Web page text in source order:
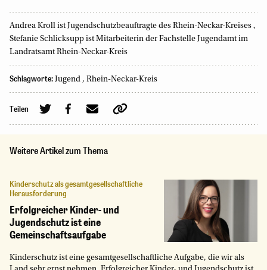
Andrea Kroll ist Jugendschutzbeauftragte des Rhein-Neckar-Kreises ,
Stefanie Schlicksupp ist Mitarbeiterin der Fachstelle Jugendamt im
Landratsamt Rhein-Neckar-Kreis
Schlagworte: Jugend , Rhein-Neckar-Kreis
Teilen
Weitere Artikel zum Thema
Kinderschutz als gesamtgesellschaftliche
Herausforderung
Erfolgreicher Kinder- und
Jugendschutz ist eine
Gemeinschaftsaufgabe
Kinderschutz ist eine gesamtgesellschaftliche Aufgabe, die wir als